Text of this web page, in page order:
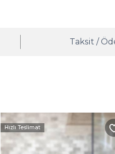
Taksit /
Hızlı Teslimat